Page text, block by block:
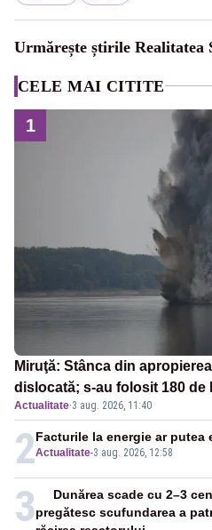
Urmărește știrile Realitatea
CELE MAI CITITE
1
Miruţă: Stânca din
dislocată; s-au folosit 180 de
Actualitate·3 aug. 2026, 11:40
2Actualitate-3 aug. 2026, 12:58
Facturile la energie ar putea
3
Dunărea scade cu 2–3
pregătesc scufundarea a